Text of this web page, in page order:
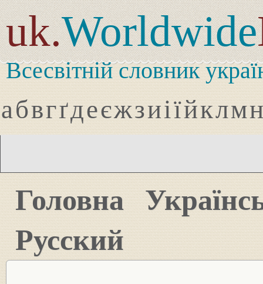
uk.Worldwide
Всесвітній словник
абвгґдеєжзиіїйклмн
Головна
Русский